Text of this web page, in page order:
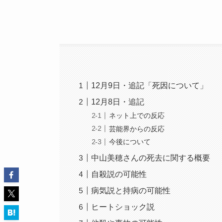
12月9日・追記「死因について」
12月8日・追記
ネット上での反応
芸能界からの反応
今後について
中山美穂さんの死去に関する概要
自殺説の可能性
病気説と持病の可能性
ヒートショック説